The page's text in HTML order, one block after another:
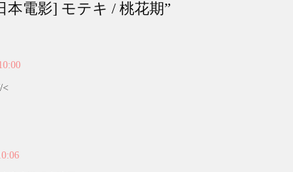
本電影] モテキ / 桃花期”
<